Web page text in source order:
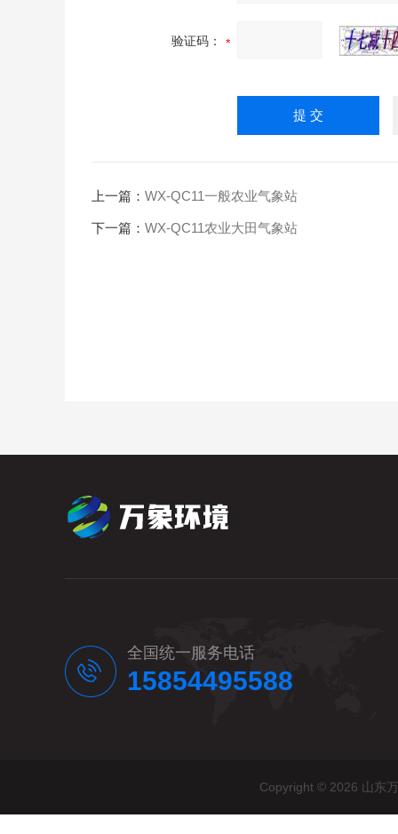
验证码：
上一篇： WX-QC11一般农业气象站
下一篇： WX-QC11农业大田气象站
全国统一服务电话
15854495588
Copyright © 2026 山东